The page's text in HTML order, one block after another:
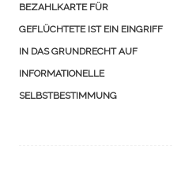
BEZAHLKARTE FÜR
GEFLÜCHTETE IST EIN EINGRIFF
IN DAS GRUNDRECHT AUF
INFORMATIONELLE
SELBSTBESTIMMUNG